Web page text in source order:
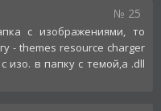
№ 25
с изображениями, то
- themes resource charger
изо. в папку с темой,а .dll